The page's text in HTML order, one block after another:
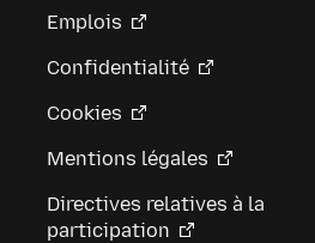
Emplois
Confidentialité
Cookies
Mentions légales
Directives relatives à la
participation